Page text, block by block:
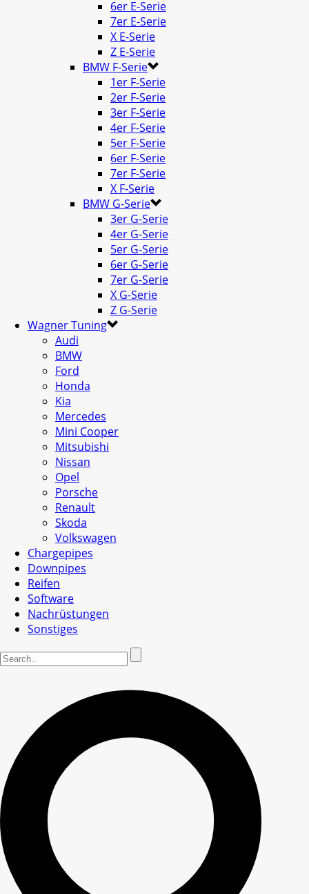
6er E-Serie
7er E-Serie
X E-Serie
Z E-Serie
BMW F-Serie
1er F-Serie
2er F-Serie
3er F-Serie
4er F-Serie
5er F-Serie
6er F-Serie
7er F-Serie
X F-Serie
BMW G-Serie
3er G-Serie
4er G-Serie
5er G-Serie
6er G-Serie
7er G-Serie
X G-Serie
Z G-Serie
Wagner Tuning
Audi
BMW
Ford
Honda
Kia
Mercedes
Mini Cooper
Mitsubishi
Nissan
Opel
Porsche
Renault
Skoda
Volkswagen
Chargepipes
Downpipes
Reifen
Software
Nachrüstungen
Sonstiges